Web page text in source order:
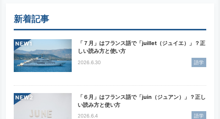
新着記事
NEW
「７月」はフランス語で「juillet（ジュイエ）」？正
しい読み方と使い方
2026.6.30 語学
NEW
「６月」はフランス語で「juin（ジュアン）」？正し
い読み方と使い方
2026.6.4 語学